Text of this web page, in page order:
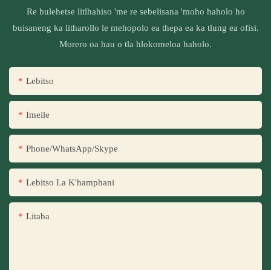
Re bulehetse litlhahiso 'me re sebelisana 'moho haholo ho
buisaneng ka litharollo le mehopolo ea thepa ea ka tlung ea ofisi.
Morero oa hau o tla hlokomeloa haholo.
Lebitso
Imeile
Phone/WhatsApp/Skype
Lebitso La K'hamphani
Litaba